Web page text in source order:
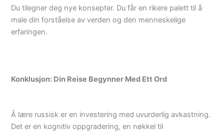
Du tilegner deg nye konsepter. Du får en rikere palett til å
male din forståelse av verden og den menneskelige
erfaringen.
Konklusjon: Din Reise Begynner Med Ett Ord
Å lære russisk er en investering med uvurderlig avkastning.
Det er en kognitiv oppgradering, en nøkkel til